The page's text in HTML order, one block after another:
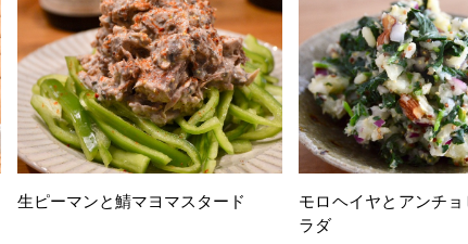
生ピーマンと鯖マヨマスタード
モロヘイヤとアンチ
ラダ